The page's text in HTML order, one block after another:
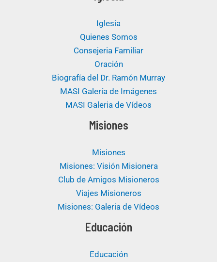
Iglesia
Quienes Somos
Consejeria Familiar
Oración
Biografía del Dr. Ramón Murray
MASI Galería de Imágenes
MASI Galeria de Vídeos
Misiones
Misiones
Misiones: Visión Misionera
Club de Amigos Misioneros
Viajes Misioneros
Misiones: Galeria de Vídeos
Educación
Educación